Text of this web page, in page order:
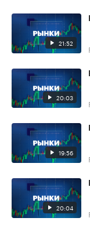
21:52
20:03
19:56
20:04